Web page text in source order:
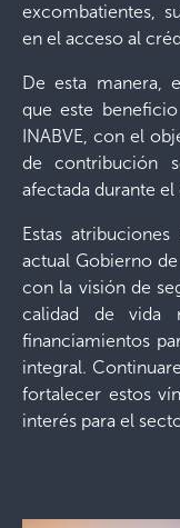
excombatientes,
en el acceso al
De esta manera,
que este
INABVE, con el
de contribución
afectada durante
Estas
actual Gobierno de
con la visión de
calidad de vida
financiamientos
integral.
fortalecer estos
interés para el